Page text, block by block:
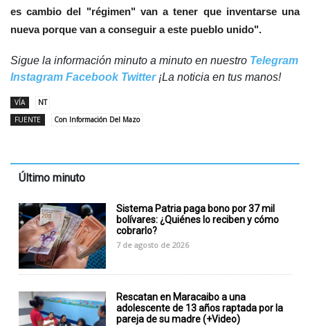
es cambio del "régimen" van a tener que inventarse una
nueva porque van a conseguir a este pueblo unido".
Sigue la información minuto a minuto en nuestro Telegram
Instagram Facebook Twitter¡La noticia en tus manos!
VÍA
NT
FUENTE
Con Información Del Mazo
Último minuto
Sistema Patria paga bono por 37 mil
bolívares: ¿Quiénes lo reciben y cómo
cobrarlo?
7 de agosto de 2026
Rescatan en Maracaibo a una
adolescente de 13 años raptada por la
pareja de su madre (+Video)